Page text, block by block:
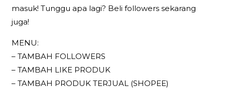
masuk! Tunggu apa lagi? Beli followers sekarang
juga!
MENU:
– TAMBAH FOLLOWERS
– TAMBAH LIKE PRODUK
– TAMBAH PRODUK TERJUAL (SHOPEE)